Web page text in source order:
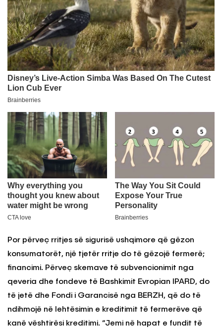
Por përveç rritjes së sigurisë ushqimore që gëzon
konsumatorët, një tjetër rritje do të gëzojë fermerë;
financimi. Përveç skemave të subvencionimit nga
qeveria dhe fondeve të Bashkimit Evropian IPARD, do
të jetë dhe Fondi i Garancisë nga BERZH, që do të
ndihmojë në lehtësimin e kreditimit të fermerëve që
kanë vështirësi kreditimi. “Jemi në hapat e fundit të